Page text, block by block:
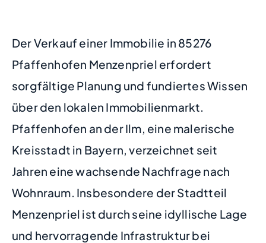
Der Verkauf einer Immobilie in 85276
Pfaffenhofen Menzenpriel erfordert
sorgfältige Planung und fundiertes Wissen
über den lokalen Immobilienmarkt.
Pfaffenhofen an der Ilm, eine malerische
Kreisstadt in Bayern, verzeichnet seit
Jahren eine wachsende Nachfrage nach
Wohnraum. Insbesondere der Stadtteil
Menzenpriel ist durch seine idyllische Lage
und hervorragende Infrastruktur bei